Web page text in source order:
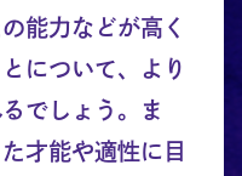
能力などが高く
について、より
でしょう。ま
才能や適性に目